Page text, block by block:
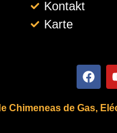
Kontakt
Karte
Chimeneas de Gas,